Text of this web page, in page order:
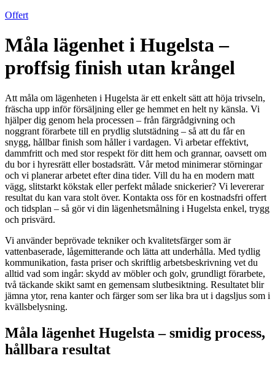
Offert
Måla lägenhet i Hugelsta –
proffsig finish utan krångel
Att måla om lägenheten i Hugelsta är ett enkelt sätt att höja trivseln,
fräscha upp inför försäljning eller ge hemmet en helt ny känsla. Vi
hjälper dig genom hela processen – från färgrådgivning och
noggrant förarbete till en prydlig slutstädning – så att du får en
snygg, hållbar finish som håller i vardagen. Vi arbetar effektivt,
dammfritt och med stor respekt för ditt hem och grannar, oavsett om
du bor i hyresrätt eller bostadsrätt. Vår metod minimerar störningar
och vi planerar arbetet efter dina tider. Vill du ha en modern matt
vägg, slitstarkt kökstak eller perfekt målade snickerier? Vi levererar
resultat du kan vara stolt över. Kontakta oss för en kostnadsfri offert
och tidsplan – så gör vi din lägenhetsmålning i Hugelsta enkel, trygg
och prisvärd.
Vi använder beprövade tekniker och kvalitetsfärger som är
vattenbaserade, lågemitterande och lätta att underhålla. Med tydlig
kommunikation, fasta priser och skriftlig arbetsbeskrivning vet du
alltid vad som ingår: skydd av möbler och golv, grundligt förarbete,
två täckande skikt samt en gemensam slutbesiktning. Resultatet blir
jämna ytor, rena kanter och färger som ser lika bra ut i dagsljus som i
kvällsbelysning.
Måla lägenhet Hugelsta – smidig process,
hållbara resultat